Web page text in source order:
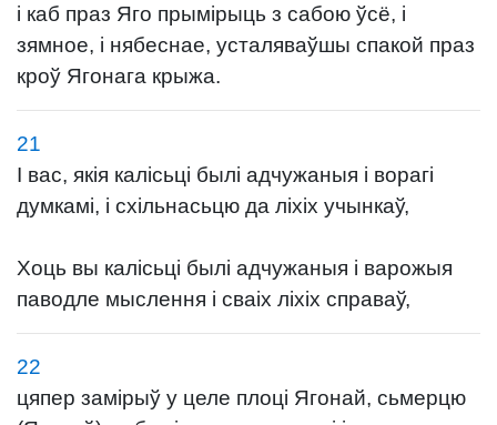
і каб праз Яго прымірыць з сабою ўсё, і
зямное, і нябеснае, усталяваўшы спакой праз
кроў Ягонага крыжа.
21
І вас, якія калісьці былі адчужаныя і ворагі
думкамі, і схільнасьцю да ліхіх учынкаў,
Хоць вы калісьці былі адчужаныя і варожыя
паводле мыслення і сваіх ліхіх справаў,
22
цяпер замірыў у целе плоці Ягонай, сьмерцю